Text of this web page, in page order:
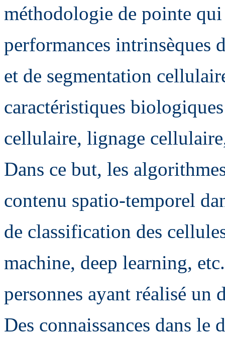
méthodologie de pointe
performances intrinsèques
et de segmentation
caractéristiques
cellulaire, lignage
Dans ce but, les
contenu spatio-temporel
de classification des
machine, deep learning,
personnes ayant réalisé un
Des connaissances dans le